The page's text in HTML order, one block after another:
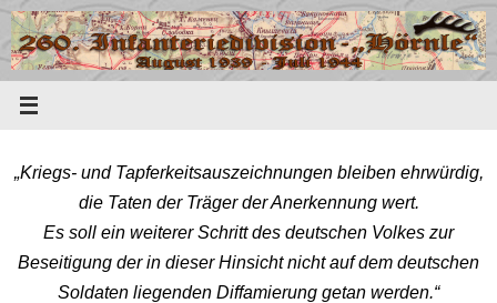
Zum
Inhalt
springen
„Kriegs- und Tapferkeitsauszeichnungen bleiben ehrwürdig,
die Taten der Träger der Anerkennung wert.
Es soll ein weiterer Schritt des deutschen Volkes zur
Beseitigung der in dieser Hinsicht nicht auf dem deutschen
Soldaten liegenden Diffamierung getan werden.“